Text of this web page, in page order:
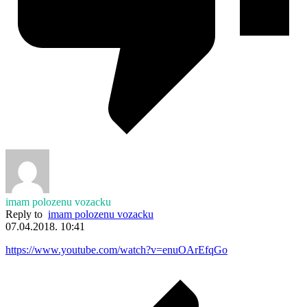
imam polozenu vozacku
Reply to imam polozenu vozacku
07.04.2018. 10:41
https://www.youtube.com/watch?v=enuOArEfqGo